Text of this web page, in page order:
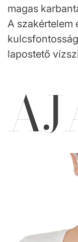
magas
A szakértelem
lapostető